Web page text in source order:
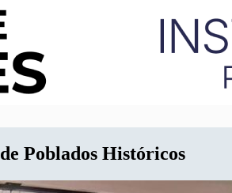
Poblados Históricos